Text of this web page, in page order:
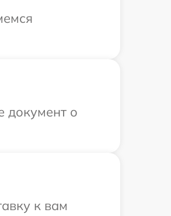
документ о
к вам